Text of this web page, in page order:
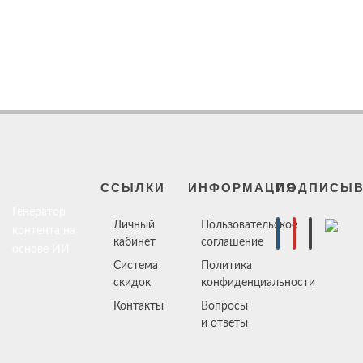
ССЫЛКИ
Личный
кабинет
Система
скидок
Контакты
ИНФОРМАЦИЯ
Пользовательское
соглашение
Политика
конфиденциальности
Вопросы
и ответы